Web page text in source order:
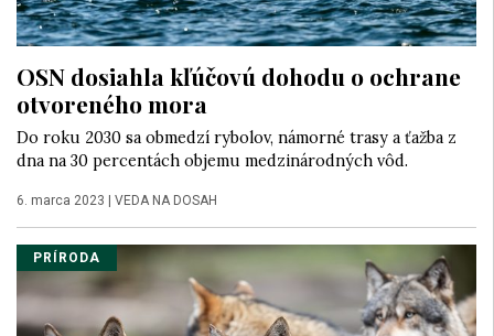
OSN dosiahla kľúčovú dohodu o ochrane
otvoreného mora
Do roku 2030 sa obmedzí rybolov, námorné trasy a ťažba z
dna na 30 percentách objemu medzinárodných vôd.
6. marca 2023 VEDA NA DOSAH
PRÍRODA